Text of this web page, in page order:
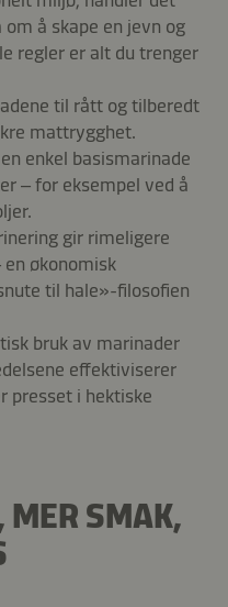
å skape en jevn og
regler er alt du trenger
til rått og tilberedt
mattrygghet.
enkel basismarinade
– for eksempel ved å
gir rimeligere
økonomisk
til hale»-filosofien
bruk av marinader
effektiviserer
presset i hektiske
MER SMAK,